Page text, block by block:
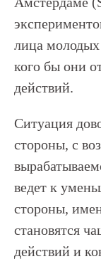
лица
кого бы они
действий.
Ситуация
стороны, с
ведет к
стороны,
становятся
действий и